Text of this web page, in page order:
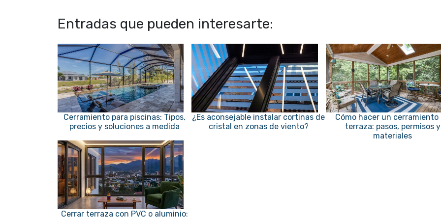
Entradas que pueden interesarte:
Cerramiento para piscinas: Tipos,
precios y soluciones a medida
¿Es aconsejable instalar cortinas de
cristal en zonas de viento?
Cómo hacer un cerramiento
terraza: pasos, permisos y
materiales
Cerrar terraza con PVC o aluminio: